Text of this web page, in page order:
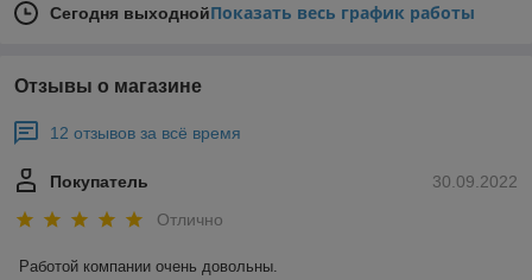
Сегодня выходнойПоказать весь график работы
Отзывы о магазине
12 отзывов за всё время
30.09.2022
Покупатель
Отлично
Работой компании очень довольны.